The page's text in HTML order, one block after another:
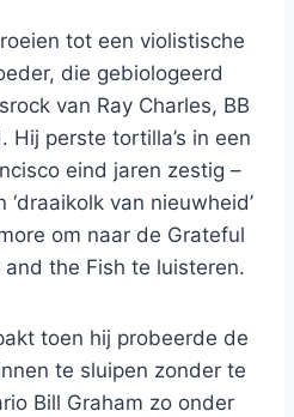
tot een violistische
die gebiologeerd
van Ray Charles, BB
Hij perste tortilla’s in een
eind jaren zestig –
van nieuwheid’
om naar de Grateful
the Fish te luisteren.
toen hij probeerde de
te sluipen zonder te
Bill Graham zo onder